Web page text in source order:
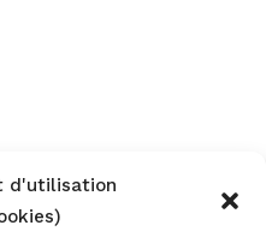
d'utilisation